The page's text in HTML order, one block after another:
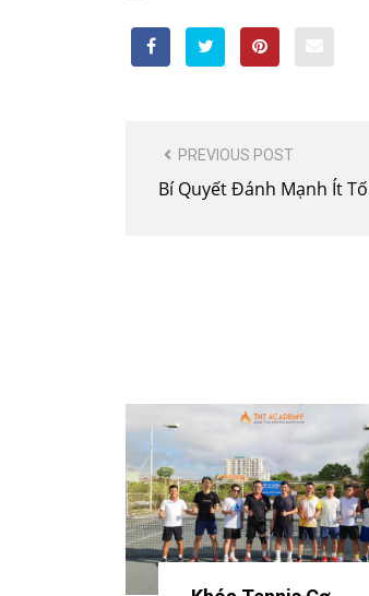
NAVIGATION
PREVIOUS POST
Bí Quyết Đánh Mạnh Ít